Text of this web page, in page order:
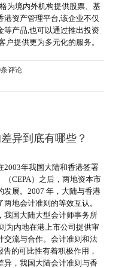
为境内外机构提供股票、基
资产管理平台,该企业不仅
等产品,也可以通过推出投资
户提供更为多元化的服务。
评论
异到底有哪些？
2003年我国大陆和香港签署
CEPA）之后，两地资本市
发展。2007 年，大陆与香港
地会计准则的等效互认。
我国大陆大型会计师事务所
为内地在港上市公司提供审
交流与合作。会计准则和法
的可比性有着积极作用，
异，我国大陆会计准则与香